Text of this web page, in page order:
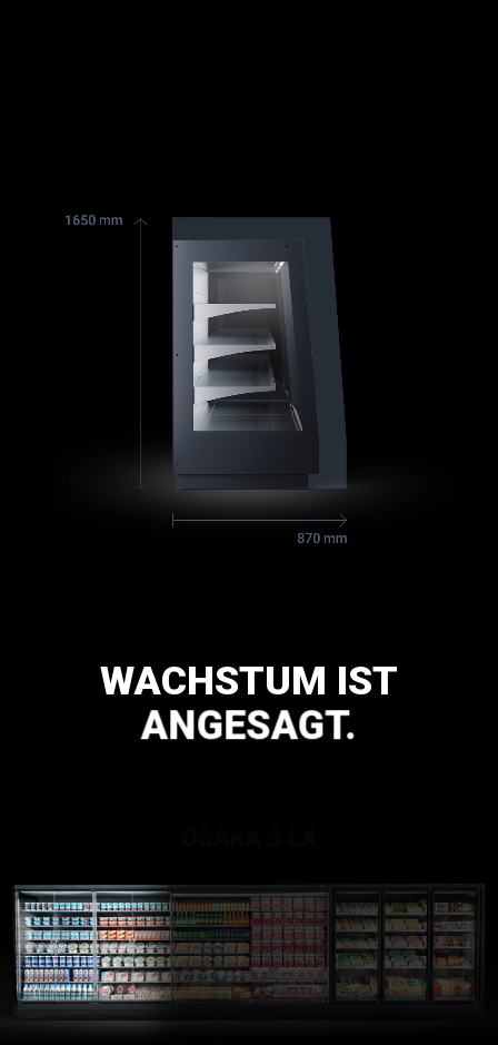
WACHSTUM IST
ANGESAGT.